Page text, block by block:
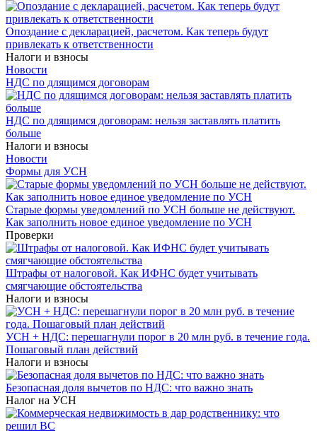
Опоздание с декларацией, расчетом. Как теперь будут
привлекать к ответственности
Налоги и взносы
Новости
НДС по длящимся договорам
НДС по длящимся договорам: нельзя заставлять платить
больше
Налоги и взносы
Новости
Формы для УСН
Старые формы уведомлений по УСН больше не действуют.
Как заполнить новое единое уведомление по УСН
Проверки
Штрафы от налоговой. Как ИФНС будет учитывать
смягчающие обстоятельства
Налоги и взносы
УСН + НДС: перешагнули порог в 20 млн руб. в течение года.
Пошаговый план действий
Налоги и взносы
Безопасная доля вычетов по НДС: что важно знать
Налог на УСН